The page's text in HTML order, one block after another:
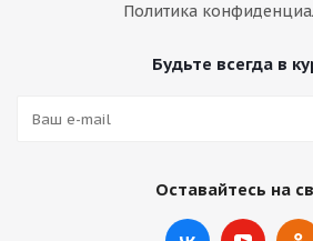
Политика
Будьте всегда в
Оставайтесь на